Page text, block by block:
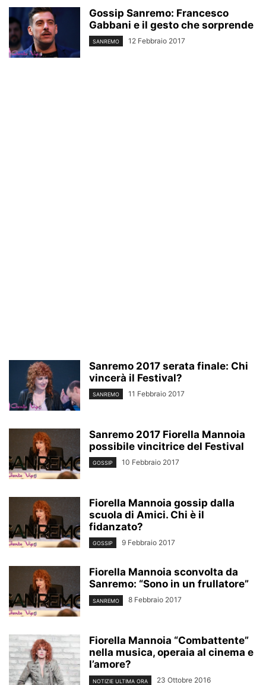
Gossip Sanremo: Francesco
Gabbani e il gesto che sorprende
SANREMO 12 Febbraio 2017
Sanremo 2017 serata finale: Chi
vincerà il Festival?
SANREMO 11 Febbraio 2017
Sanremo 2017 Fiorella Mannoia
possibile vincitrice del Festival
GOSSIP 10 Febbraio 2017
Fiorella Mannoia gossip dalla
scuola di Amici. Chi è il
fidanzato?
GOSSIP 9 Febbraio 2017
Fiorella Mannoia sconvolta da
Sanremo: “Sono in un frullatore”
SANREMO 8 Febbraio 2017
Fiorella Mannoia “Combattente”
nella musica, operaia al cinema e
l’amore?
NOTIZIE ULTIMA ORA 23 Ottobre 2016